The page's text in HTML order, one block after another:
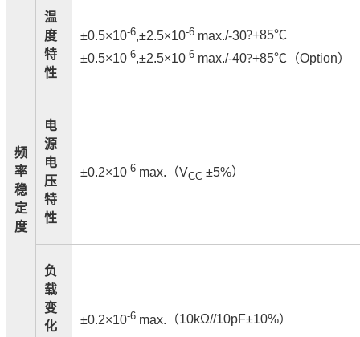
频
率
稳
定
度
温
度
特
性
±0.5×10-6,±2.5×10-6 max./-30?+85℃
±0.5×10-6,±2.5×10-6 max./-40?+85℃ （Option）
电
源
电
压
特
性
±0.2×10-6 max. （VCC ±5%）
负
载
变
化
±0.2×10-6 max. （10kΩ//10pF±10%）